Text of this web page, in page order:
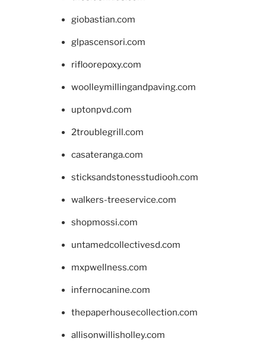
giobastian.com
glpascensori.com
rifloorepoxy.com
woolleymillingandpaving.com
uptonpvd.com
2troublegrill.com
casateranga.com
sticksandstonesstudiooh.com
walkers-treeservice.com
shopmossi.com
untamedcollectivesd.com
mxpwellness.com
infernocanine.com
thepaperhousecollection.com
allisonwillisholley.com